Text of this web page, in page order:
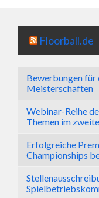
Floorball.de
Bewerbungen für
Meisterschaften
Webinar-Reihe
Themen im
Erfolgreiche
Championships